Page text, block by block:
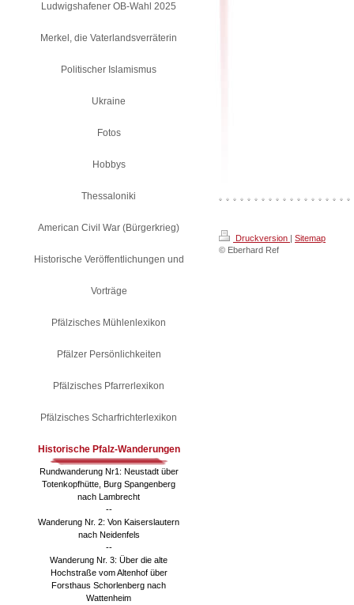
Druckversion | Sitemap
© Eberhard Ref
Ludwigshafener OB-Wahl 2025
Merkel, die Vaterlandsverräterin
Politischer Islamismus
Ukraine
Fotos
Hobbys
Thessaloniki
American Civil War (Bürgerkrieg)
Historische Veröffentlichungen und
Vorträge
Pfälzisches Mühlenlexikon
Pfälzer Persönlichkeiten
Pfälzisches Pfarrerlexikon
Pfälzisches Scharfrichterlexikon
Historische Pfalz-Wanderungen
Rundwanderung Nr1: Neustadt über
Totenkopfhütte, Burg Spangenberg
nach Lambrecht
--
Wanderung Nr. 2: Von Kaiserslautern
nach Neidenfels
--
Wanderung Nr. 3: Über die alte
Hochstraße vom Altenhof über
Forsthaus Schorlenberg nach
Wattenheim